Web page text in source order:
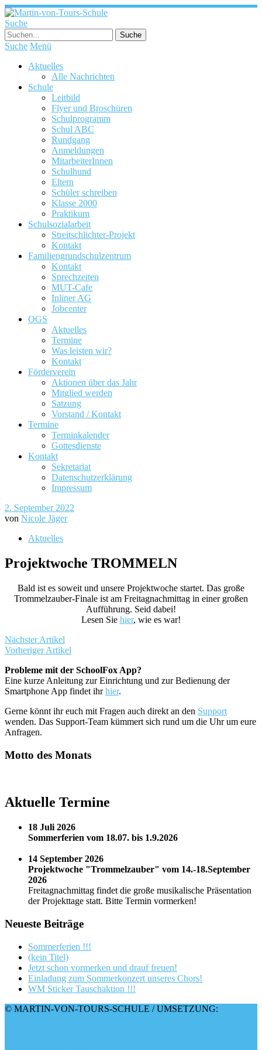
Suche
Suche Menü
Aktuelles
Alle Nachrichten
Schule
Leitbild
Flyer und Broschüren
Schulprogramm
Schul ABC
Rundgang
Anmeldungen
MitarbeiterInnen
Schulhund
Eltern
Schüler schreiben
Klasse 2000
Praktikum
Schulsozialarbeit
Streitschlichter-Projekt
Kontakt
Familiengrundschulzentrum
Kontakt
Sprechzeiten
MUT-Cafe
Inliner AG
Jobcenter
OGS
Aktuelles
Termine
Was leisten wir?
Kontakt
Förderverein
Aktionen über das Jahr
Mitglied werden
Satzung
Vorstand / Kontakt
Termine
Terminkalender
Gottesdienste
Kontakt
Sekretariat
Datenschutzerklärung
Impressum
2. September 2022
von Nicole Jäger
Aktuelles
Projektwoche TROMMELN
Bald ist es soweit und unsere Projektwoche startet. Das große
Trommelzauber-Finale ist am Freitagnachmittag in einer großen
Aufführung. Seid dabei!
Lesen Sie hier, wie es war!
Nächster Artikel
Vorheriger Artikel
Probleme mit der SchoolFox App?
Eine kurze Anleitung zur Einrichtung und zur Bedienung der
Smartphone App findet ihrhier.
Gerne könnt ihr euch mit Fragen auch direkt an den Support
wenden. Das Support-Team kümmert sich rund um die Uhr um eure
Anfragen.
Motto des Monats
Aktuelle Termine
18 Juli 2026
Sommerferien vom 18.07. bis 1.9.2026
14 September 2026
Projektwoche "Trommelzauber" vom 14.-18.September
2026
Freitagnachmittag findet die große musikalische Präsentation
der Projekttage statt. Bitte Termin vormerken!
Neueste Beiträge
Sommerferien !!!
(kein Titel)
Jetzt schon vormerken und drauf freuen!
Einladung zum Sommerkonzert unseres Chors!
WM Sticker Tauschaktion !!!
© MARTIN-VON-TOURS-SCHULE / UMSETZUNG: